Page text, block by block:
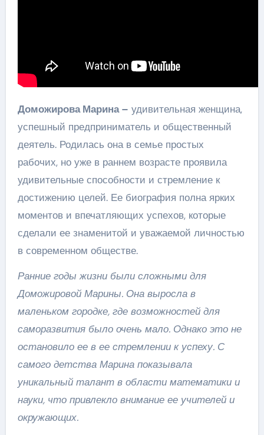
Доможирова Марина – удивительная женщина,
успешный предприниматель и общественный
деятель. Родилась она в семье простых
рабочих, но уже в раннем возрасте проявила
удивительные способности и стремление к
достижению целей. Ее биография полна ярких
моментов и впечатляющих успехов, которые
сделали ее знаменитой и уважаемой личностью
в современном обществе.
Ранние годы жизни были сложными для
Доможировой Марины. Она выросла в
маленьком городке, где возможностей для
саморазвития было очень мало. Однако это не
остановило ее в ее стремлении к успеху. С
самого детства Марина показывала
уникальный талант в области математики и
науки, что привлекло внимание ее учителей и
окружающих.